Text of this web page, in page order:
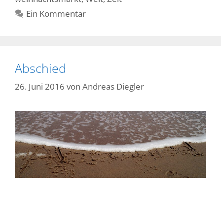
Ein Kommentar
Abschied
26. Juni 2016 von Andreas Diegler